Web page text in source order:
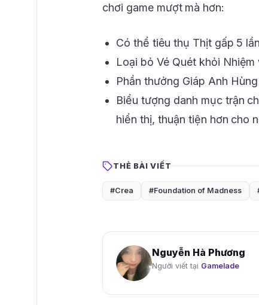
chơi game mượt mà hơn:
Có thể tiêu thụ Thịt gấp 5
Loại bỏ Vé Quét khỏi
Phần thưởng Giáp Anh
Biểu tượng danh mục trận
hiển thị, thuận tiện hơn cho
THẺ BÀI VIẾT
#Crea #Foundation of Madness
Nguyễn Hà Phương
Người viết tại Gamelade